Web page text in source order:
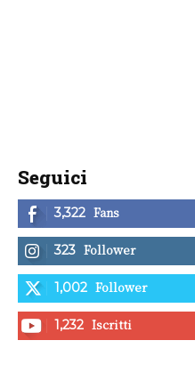
Seguici
3,322 Fans
323 Follower
1,002 Follower
1,232 Iscritti